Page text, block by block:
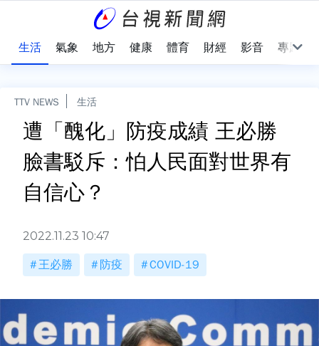
生活 氣象 地方 健康 體育 財經 影音 專題
TTV NEWS 生活
遭「醜化」防疫成績 王必勝
臉書駁斥：怕人民面對世界有
自信心？
2022.11.23 10:47
王必勝 防疫 COVID-19